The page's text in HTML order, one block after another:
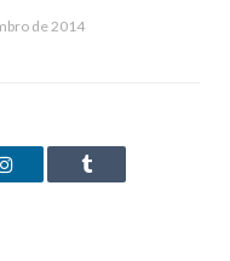
de 2014
LinkedIn Tumblr